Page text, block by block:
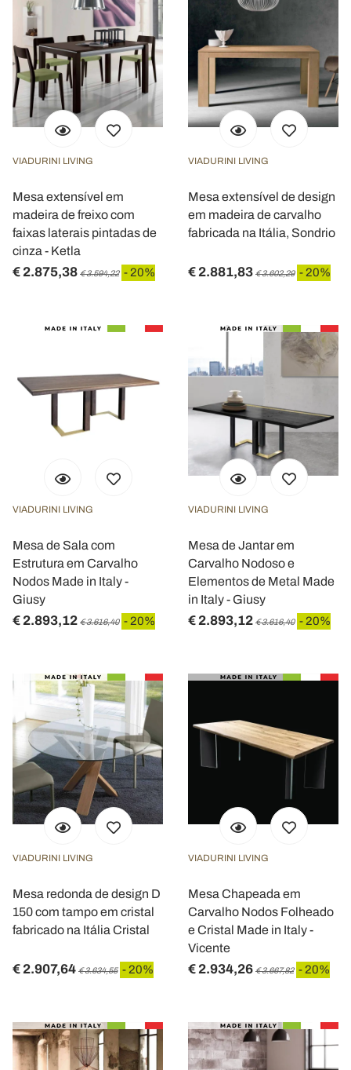
VIADURINI LIVING
Mesa extensível em
madeira de freixo com
faixas laterais pintadas de
cinza - Ketla
€ 2.875,38 € 3.594,22 - 20%
VIADURINI LIVING
Mesa extensível de design
em madeira de carvalho
fabricada na Itália, Sondrio
€ 2.881,83 € 3.602,29 - 20%
VIADURINI LIVING
Mesa de Sala com
Estrutura em Carvalho
Nodos Made in Italy -
Giusy
€ 2.893,12 € 3.616,40 - 20%
VIADURINI LIVING
Mesa de Jantar em
Carvalho Nodoso e
Elementos de Metal Made
in Italy - Giusy
€ 2.893,12 € 3.616,40 - 20%
VIADURINI LIVING
Mesa redonda de design D
150 com tampo em cristal
fabricado na Itália Cristal
€ 2.907,64 € 3.634,55 - 20%
VIADURINI LIVING
Mesa Chapeada em
Carvalho Nodos Folheado
e Cristal Made in Italy -
Vicente
€ 2.934,26 € 3.667,82 - 20%